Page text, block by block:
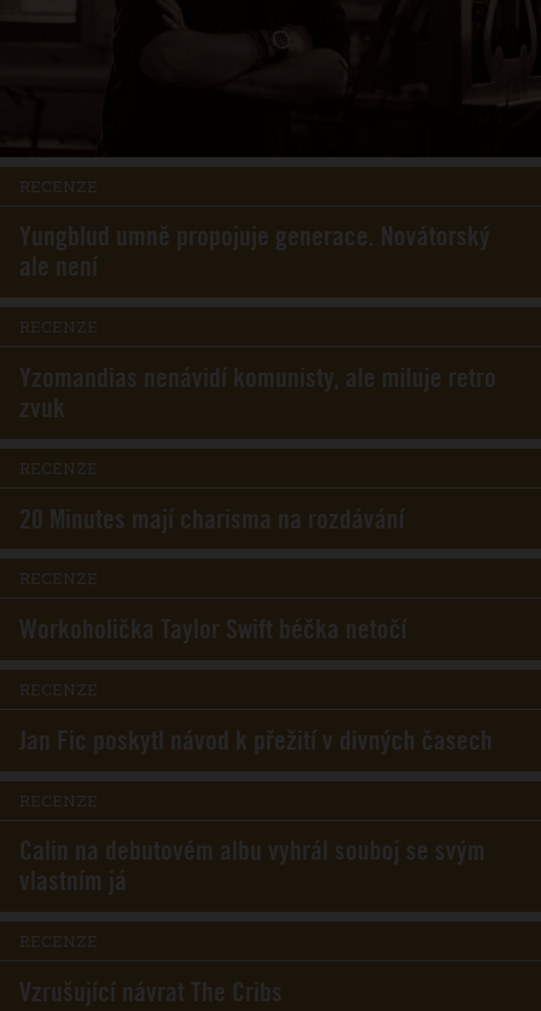
RECENZE
Yungblud umně propojuje generace. Novátorský
ale není
RECENZE
Yzomandias nenávidí komunisty, ale miluje retro
zvuk
RECENZE
20 Minutes mají charisma na rozdávání
RECENZE
Workoholička Taylor Swift béčka netočí
RECENZE
Jan Fic poskytl návod k přežití v divných časech
RECENZE
Calin na debutovém albu vyhrál souboj se svým
vlastním já
RECENZE
Vzrušující návrat The Cribs